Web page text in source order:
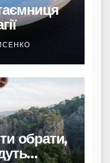
обрати,